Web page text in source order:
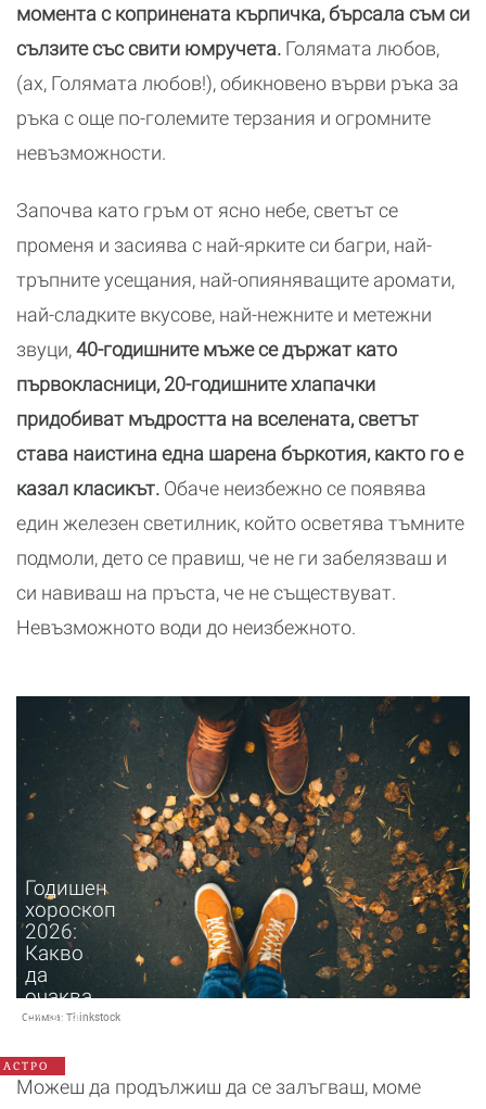
момента с копринената кърпичка, бърсала съм си
сълзите със свити юмручета. Голямата любов,
(ах, Голямата любов!), обикновено върви ръка за
ръка с още по-големите терзания и огромните
невъзможности.
Започва като гръм от ясно небе, светът се
променя и засиява с най-ярките си багри, най-
тръпните усещания, най-опияняващите аромати,
най-сладките вкусове, най-нежните и метежни
звуци,40-годишните мъже се държат като
първокласници, 20-годишните хлапачки
придобиват мъдростта на вселената, светът
става наистина една шарена бъркотия, както го е
казал класикът. Обаче неизбежно се появява
един железен светилник, който осветява тъмните
подмоли, дето се правиш, че не ги забелязваш и
си навиваш на пръста, че не съществуват.
Невъзможното води до неизбежното.
Снимка: Thinkstock
Годишен
хороскоп
2026:
Какво
да
очаква
всяка
АСТРО
Можеш да продължиш да се залъгваш, моме